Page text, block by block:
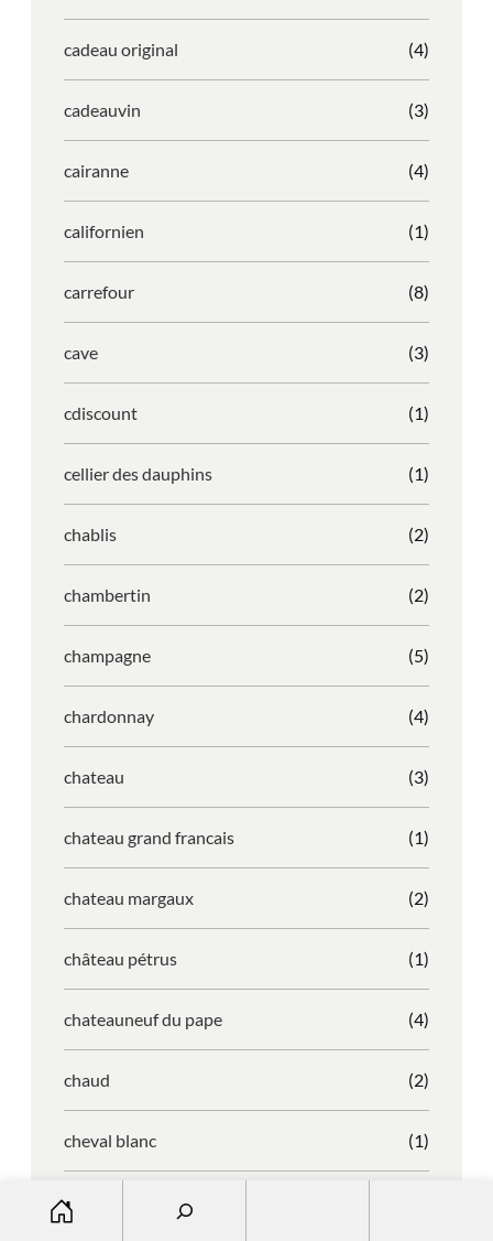
cadeau original (4)
cadeauvin (3)
cairanne (4)
californien (1)
carrefour (8)
cave (3)
cdiscount (1)
cellier des dauphins (1)
chablis (2)
chambertin (2)
champagne (5)
chardonnay (4)
chateau (3)
chateau grand francais (1)
chateau margaux (2)
château pétrus (1)
chateauneuf du pape (4)
chaud (2)
cheval blanc (1)
chianti